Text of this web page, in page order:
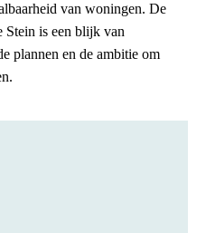
van woningen. De
Stein is een blijk van
plannen en de ambitie om